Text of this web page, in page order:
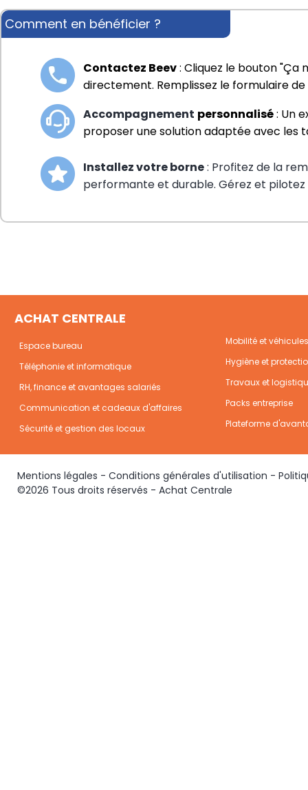
Comment en bénéficier ?
Contactez Beev : Cliquez le bouton
directement. Remplissez le formulaire
Accompagnement personnalisé : Un
proposer une solution adaptée avec les
Installez votre borne: Profitez de la
performante et durable. Gérez et
ACHAT CENTRALE
Espace bureau
Téléphonie et informatique
RH, finance et avantages salariés
Communication et cadeaux d'affaires
Sécurité et gestion des locaux
Mobilité et véhicules
Hygiène et
Travaux et
Packs entreprise
Plateforme
Mentions légales - Conditions générales d'utilisation -
©2026 Tous droits réservés - Achat Centrale